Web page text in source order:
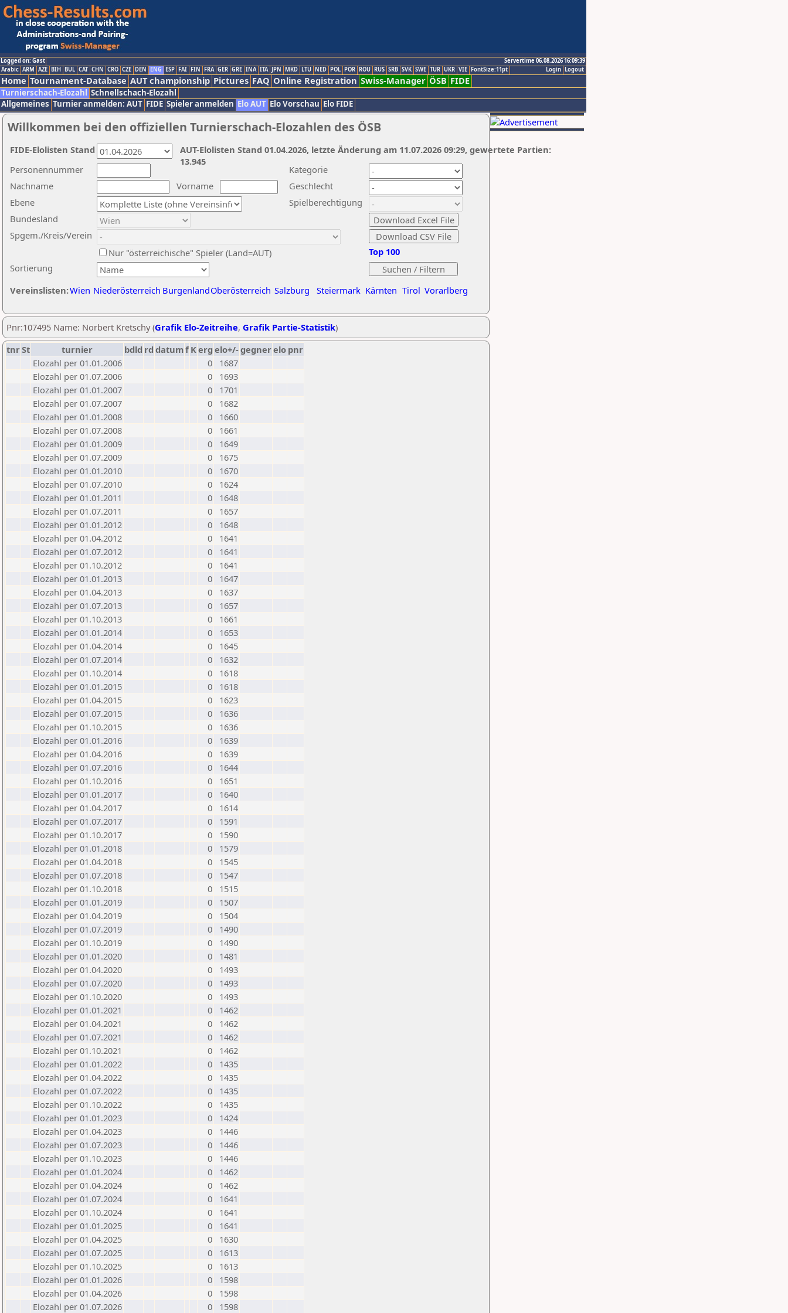
Logged on: Gast
Servertime 06.08.2026 16:09:39
Logout
Login
Arabic ARM AZE BIH BUL CAT CHN CRO CZE DEN ENG ESP FAI FIN FRA GER GRE INA ITA JPN MKD LTU NED POL POR ROU RUS SRB SVK SWE TUR UKR VIE FontSize:11pt
Home Tournament-Database AUT championship Pictures FAQ Online Registration Swiss-Manager ÖSB FIDE
Turnierschach-Elozahl Schnellschach-Elozahl
Allgemeines Turnier anmelden: AUT FIDE Spieler anmelden Elo AUT Elo Vorschau Elo FIDE
Willkommen bei den offiziellen Turnierschach-Elozahlen des ÖSB
Nachname
Vorname
Ebene
Kategorie
Sortierung
Personennummer
Bundesland
Spgem./Kreis/Verein
Geschlecht
Nur "österreichische" Spieler (Land=AUT)
Spielberechtigung
Vereinslisten:Wien Niederösterreich BurgenlandOberösterreich Salzburg Steiermark Kärnten Tirol Vorarlberg
Top 100
AUT-Elolisten Stand 01.04.2026, letzte Änderung am 11.07.2026 09:29, gewertete Partien:
13.945
FIDE-Elolisten Stand
Pnr:107495 Name: Norbert Kretschy (Grafik Elo-Zeitreihe, Grafik Partie-Statistik)
tnrSt turnier bdld rd datumf Kerg elo+/-gegnerelo pnr
Elozahl per 01.01.2006
0
1687
Elozahl per 01.07.2006
0
1693
Elozahl per 01.01.2007
0
1701
Elozahl per 01.07.2007
0
1682
Elozahl per 01.01.2008
0
1660
Elozahl per 01.07.2008
0
1661
Elozahl per 01.01.2009
0
1649
Elozahl per 01.07.2009
0
1675
Elozahl per 01.01.2010
0
1670
Elozahl per 01.07.2010
0
1624
Elozahl per 01.01.2011
0
1648
Elozahl per 01.07.2011
0
1657
Elozahl per 01.01.2012
0
1648
Elozahl per 01.04.2012
0
1641
Elozahl per 01.07.2012
0
1641
Elozahl per 01.10.2012
0
1641
Elozahl per 01.01.2013
0
1647
Elozahl per 01.04.2013
0
1637
Elozahl per 01.07.2013
0
1657
Elozahl per 01.10.2013
0
1661
Elozahl per 01.01.2014
0
1653
Elozahl per 01.04.2014
0
1645
Elozahl per 01.07.2014
0
1632
Elozahl per 01.10.2014
0
1618
Elozahl per 01.01.2015
0
1618
Elozahl per 01.04.2015
0
1623
Elozahl per 01.07.2015
0
1636
Elozahl per 01.10.2015
0
1636
Elozahl per 01.01.2016
0
1639
Elozahl per 01.04.2016
0
1639
Elozahl per 01.07.2016
0
1644
Elozahl per 01.10.2016
0
1651
Elozahl per 01.01.2017
0
1640
Elozahl per 01.04.2017
0
1614
Elozahl per 01.07.2017
0
1591
Elozahl per 01.10.2017
0
1590
Elozahl per 01.01.2018
0
1579
Elozahl per 01.04.2018
0
1545
Elozahl per 01.07.2018
0
1547
Elozahl per 01.10.2018
0
1515
Elozahl per 01.01.2019
0
1507
Elozahl per 01.04.2019
0
1504
Elozahl per 01.07.2019
0
1490
Elozahl per 01.10.2019
0
1490
Elozahl per 01.01.2020
0
1481
Elozahl per 01.04.2020
0
1493
Elozahl per 01.07.2020
0
1493
Elozahl per 01.10.2020
0
1493
Elozahl per 01.01.2021
0
1462
Elozahl per 01.04.2021
0
1462
Elozahl per 01.07.2021
0
1462
Elozahl per 01.10.2021
0
1462
Elozahl per 01.01.2022
0
1435
Elozahl per 01.04.2022
0
1435
Elozahl per 01.07.2022
0
1435
Elozahl per 01.10.2022
0
1435
Elozahl per 01.01.2023
0
1424
Elozahl per 01.04.2023
0
1446
Elozahl per 01.07.2023
0
1446
Elozahl per 01.10.2023
0
1446
Elozahl per 01.01.2024
0
1462
Elozahl per 01.04.2024
0
1462
Elozahl per 01.07.2024
0
1641
Elozahl per 01.10.2024
0
1641
Elozahl per 01.01.2025
0
1641
Elozahl per 01.04.2025
0
1630
Elozahl per 01.07.2025
0
1613
Elozahl per 01.10.2025
0
1613
Elozahl per 01.01.2026
0
1598
Elozahl per 01.04.2026
0
1598
Elozahl per 01.07.2026
0 1598